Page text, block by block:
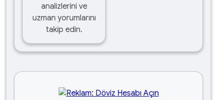
analizlerini ve
uzman yorumlarını
takip edin.